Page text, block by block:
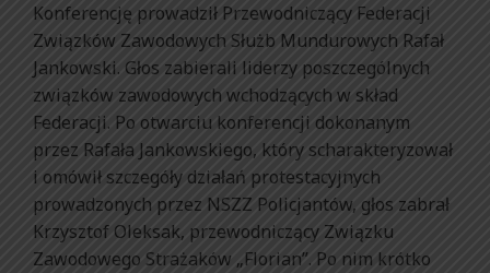
Konferencję prowadził Przewodniczący Federacji
Związków Zawodowych Służb Mundurowych Rafał
Jankowski. Głos zabierali liderzy poszczególnych
związków zawodowych wchodzących w skład
Federacji. Po otwarciu konferencji dokonanym
przez Rafała Jankowskiego, który scharakteryzował
i omówił szczegóły działań protestacyjnych
prowadzonych przez NSZZ Policjantów, głos zabrał
Krzysztof Oleksak, przewodniczący Związku
Zawodowego Strażaków „Florian”. Po nim krótko